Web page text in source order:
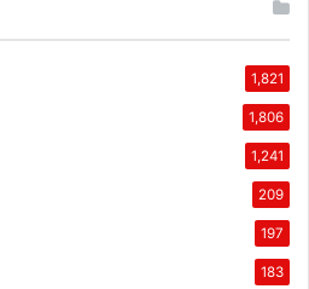
1,821
1,806
1,241
209
197
183